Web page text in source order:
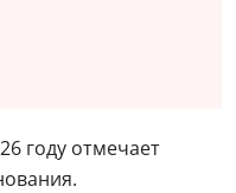
году отмечает